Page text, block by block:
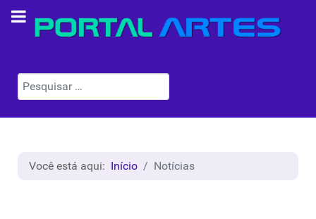
Pesquisar
Você está aqui: Início Notícias